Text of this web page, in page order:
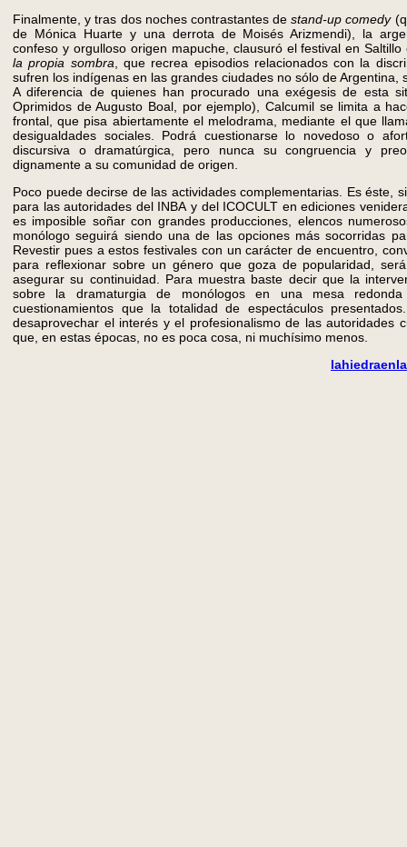
Finalmente, y tras dos noches contrastantes destand-up comedy
de Mónica Huarte y una derrota de Moisés Arizmendi), la
confeso y orgulloso origen mapuche, clausuró el festival en
la propia sombra , que recrea episodios relacionados con la
sufren los indígenas en las grandes ciudades no sólo de Argentina,
A diferencia de quienes han procurado una exégesis de esta
Oprimidos de Augusto Boal, por ejemplo), Calcumil se limita a
frontal, que pisa abiertamente el melodrama, mediante el que
desigualdades sociales. Podrá cuestionarse lo novedoso o
discursiva o dramatúrgica, pero nunca su congruencia y
dignamente a su comunidad de origen.
Poco puede decirse de las actividades complementarias. Es éste,
para las autoridades del INBA y del ICOCULT en ediciones
es imposible soñar con grandes producciones, elencos
monólogo seguirá siendo una de las opciones más socorridas
Revestir pues a estos festivales con un carácter de encuentro,
para reflexionar sobre un género que goza de popularidad,
asegurar su continuidad. Para muestra baste decir que la
sobre la dramaturgia de monólogos en una mesa
cuestionamientos que la totalidad de espectáculos
desaprovechar el interés y el profesionalismo de las autoridades
que, en estas épocas, no es poca cosa, ni muchísimo menos.